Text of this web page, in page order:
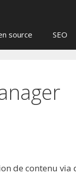
source SEO
de contenu via